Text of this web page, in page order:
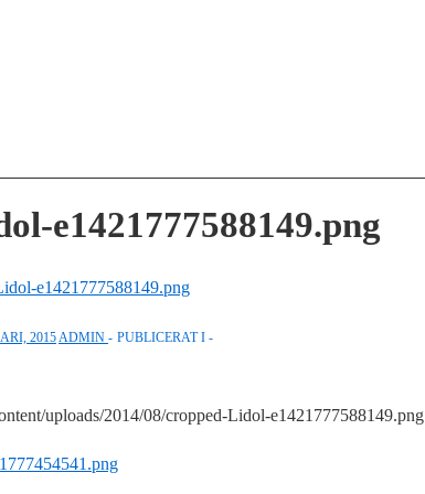
e1421777588149.png
e1421777588149.png
2015ADMIN PUBLICERAT I
uploads/2014/08/cropped-Lidol-e1421777588149.png